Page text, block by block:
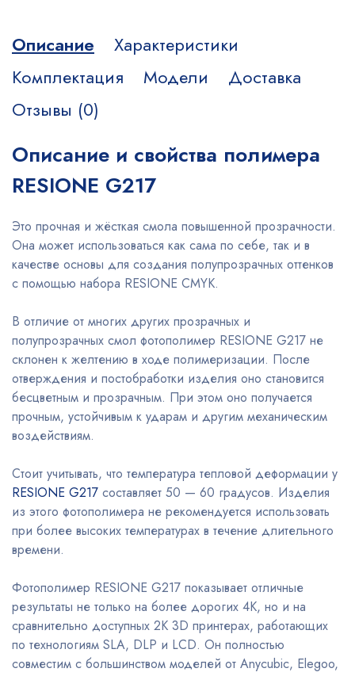
Описание
Характеристики
Комплектация
Модели
Доставка
Отзывы (0)
Описание и свойства полимера
RESIONE G217
Это прочная и жёсткая смола повышенной прозрачности.
Она может использоваться как сама по себе, так и в
качестве основы для создания полупрозрачных оттенков
с помощью набора RESIONE CMYK.
В отличие от многих других прозрачных и
полупрозрачных смол фотополимер RESIONE G217 не
склонен к желтению в ходе полимеризации. После
отверждения и постобработки изделия оно становится
бесцветным и прозрачным. При этом оно получается
прочным, устойчивым к ударам и другим механическим
воздействиям.
Стоит учитывать, что температура тепловой деформации у
RESIONE G217 составляет 50 — 60 градусов. Изделия
из этого фотополимера не рекомендуется использовать
при более высоких температурах в течение длительного
времени.
Фотополимер RESIONE G217 показывает отличные
результаты не только на более дорогих 4K, но и на
сравнительно доступных 2K 3D принтерах, работающих
по технологиям SLA, DLP и LCD. Он полностью
совместим с большинством моделей от Anycubic, Elegoo,